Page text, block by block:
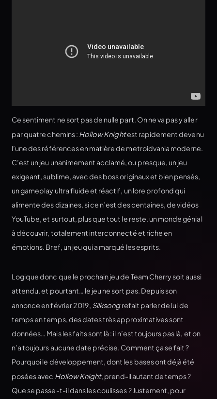
Ce sentiment ne sort pas de nulle part. On ne va pas y aller
par quatre chemins : Hollow Knightest rapidement devenu
l’une des références en matière de metroidvania moderne.
C’est un jeu unanimement acclamé, ou presque, un jeu
exigeant, sublime, avec des boss originaux et bien pensés,
un gameplay ultra fluide et réactif, un lore profond qui
alimente des dizaines, si ce n’est des centaines, de vidéos
YouTube, et surtout, plus que tout le reste, un monde génial
à découvrir, totalement interconnecté et riche en
émotions. Bref, un jeu qui a marqué les esprits.
Logique donc que le prochain jeu de Team Cherry soit aussi
attendu, et pourtant… le jeu ne sort pas. Depuis son
annonce en février 2019, Silksongrefait parler de lui de
temps en temps, des dates très approximatives sont
données… Mais les faits sont là : il n’est toujours pas là, et on
n’a toujours aucune date précise. Comment ça se fait ?
Pourquoi le développement, dont les bases ont déjà été
posées avec Hollow Knight, prend-il autant de temps ?
Que se passe-t-il dans les coulisses ? Justement, pour